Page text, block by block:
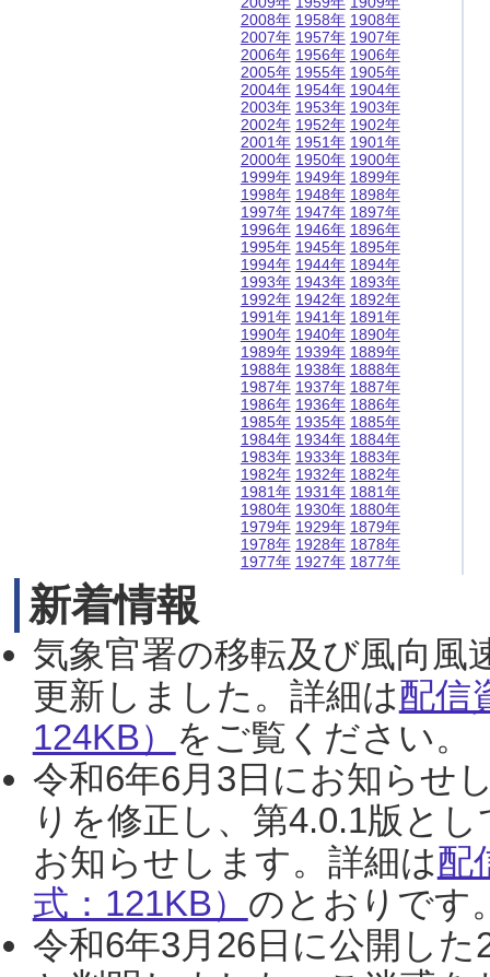
2008年
2007年
2006年
2005年
2004年
2003年
2002年
2001年
2000年
1999年
1998年
1997年
1996年
1995年
1994年
1993年
1992年
1991年
1990年
1989年
1988年
1987年
1986年
1985年
1984年
1983年
1982年
1981年
1980年
1979年
1978年
1977年
1958年
1957年
1956年
1955年
1954年
1953年
1952年
1951年
1950年
1949年
1948年
1947年
1946年
1945年
1944年
1943年
1942年
1941年
1940年
1939年
1938年
1937年
1936年
1935年
1934年
1933年
1932年
1931年
1930年
1929年
1928年
1927年
1908年
1907年
1906年
1905年
1904年
1903年
1902年
1901年
1900年
1899年
1898年
1897年
1896年
1895年
1894年
1893年
1892年
1891年
1890年
1889年
1888年
1887年
1886年
1885年
1884年
1883年
1882年
1881年
1880年
1879年
1878年
1877年
新着情報
気象官署の移転及び風向風
更新しました。詳細は配信
124KB） をご覧ください。
令和6年6月3日にお知らせ
りを修正し、第4.0.1版と
お知らせします。詳細は配
式：121KB） のとおりです
令和6年3月26日に公開し